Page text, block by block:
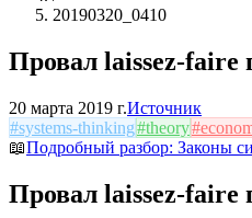
20190320_0410
Провал laissez-faire
20 марта 2019 г.Источник
#systems-thinking#theory#
📖Подробный разбор: Законы
Провал laissez-faire